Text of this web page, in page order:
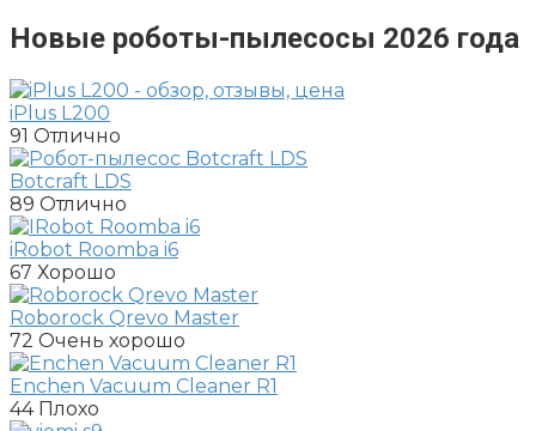
Новые роботы-пылесосы 2026 года
iPlus L200
91 Отлично
Botcraft LDS
89 Отлично
iRobot Roomba i6
67 Хорошо
Roborock Qrevo Master
72 Очень хорошо
Enchen Vacuum Cleaner R1
44 Плохо